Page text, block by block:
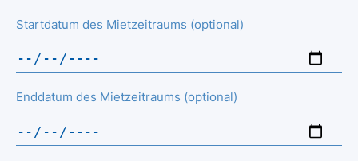
Startdatum des Mietzeitraums (optional)
Enddatum des Mietzeitraums (optional)